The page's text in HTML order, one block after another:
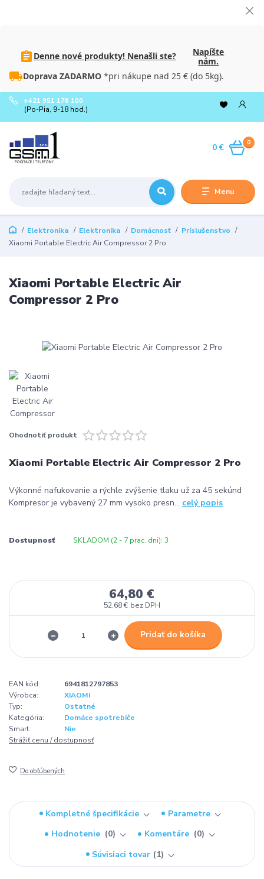
Denne nové produkty! Nenašli ste?
Napíšte
nám.
Doprava ZADARMO *pri nákupe nad 25 € (do 5kg).
Menu
+421 951 176 100
(Po-Pia, 9-18 hod.)
0
0 €
Elektronika Elektronika Domácnosť
Príslušenstvo
Xiaomi Portable Electric Air Compressor 2 Pro
Xiaomi Portable Electric Air
Compressor 2 Pro
Ohodnotiť produkt
Xiaomi Portable Electric Air Compressor 2 Pro
Výkonné nafukovanie a rýchle zvýšenie tlaku už za 45 sekúnd
Kompresor je vybavený 27 mm vysoko presn... celý popis
Dostupnosť SKLADOM (2 - 7 prac. dni): 3
64,80 €
52,68 € bez DPH
Pridať do košíka
EAN kód:
6941812797853
Výrobca:
XIAOMI
Typ:
Ostatné
Kategória:
Domáce spotrebiče
Smart:
Nie
Strážiť cenu / dostupnosť
Do obľúbených
Kompletné špecifikácie
Parametre
Hodnotenie
0 Komentáre
0
Súvisiaci tovar
1